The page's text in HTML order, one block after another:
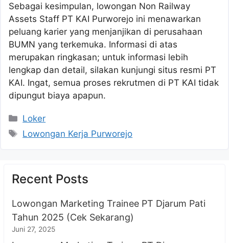
Sebagai kesimpulan, lowongan Non Railway
Assets Staff PT KAI Purworejo ini menawarkan
peluang karier yang menjanjikan di perusahaan
BUMN yang terkemuka. Informasi di atas
merupakan ringkasan; untuk informasi lebih
lengkap dan detail, silakan kunjungi situs resmi PT
KAI. Ingat, semua proses rekrutmen di PT KAI tidak
dipungut biaya apapun.
Kategori
Loker
Tag
Lowongan Kerja Purworejo
Recent Posts
Lowongan Marketing Trainee PT Djarum Pati
Tahun 2025 (Cek Sekarang)
Juni 27, 2025